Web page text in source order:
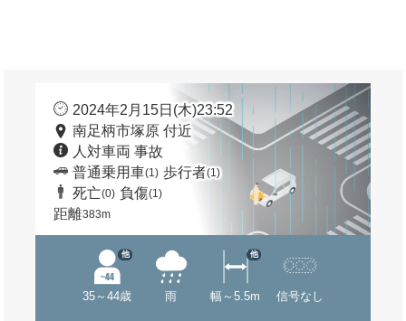
2024年2月15日(木)23:52
南足柄市塚原 付近
人対車両 事故
普通乗用車(1) 歩行者(1)
死亡(0) 負傷(1)
距離383m
35～44歳
他
雨 幅～5.5m
他
信号なし